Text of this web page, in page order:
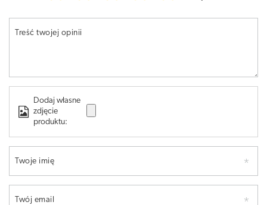
Treść twojej opinii
Dodaj własne
zdjęcie
produktu:
Twoje imię
Twój email